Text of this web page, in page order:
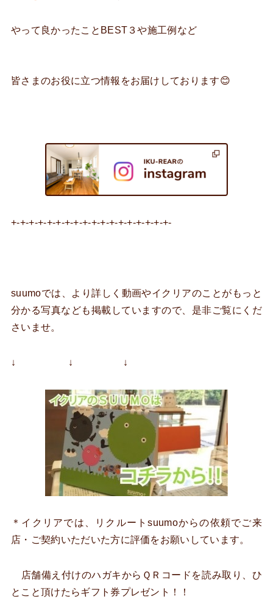
やって良かったことBEST３や施工例など
皆さまのお役に立つ情報をお届けしております😊
+-+-+-+-+-+-+-+-+-+-+-+-+-+-+-+-+-+-
suumoでは、より詳しく動画やイクリアのことがもっと
分かる写真なども掲載していますので、是非ご覧にくだ
さいませ。
↓ ↓ ↓
＊イクリアでは、リクルートsuumoからの依頼でご来
店・ご契約いただいた方に評価をお願いしています。
店舗備え付けのハガキからＱＲコードを読み取り、ひ
とこと頂けたらギフト券プレゼント！！